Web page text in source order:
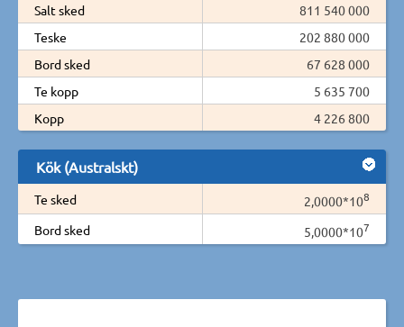
Salt sked
811 540 000
Teske
202 880 000
Bord sked
67 628 000
Te kopp
5 635 700
Kopp
4 226 800
Kök (Australskt)
Te sked 2,0000*108
Bord sked 5,0000*107